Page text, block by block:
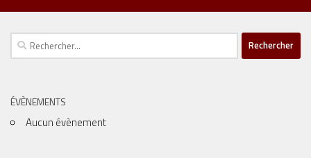
Rechercher :
ÉVÈNEMENTS
Aucun évènement